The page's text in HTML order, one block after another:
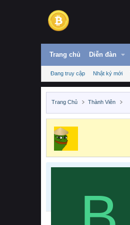
Trang chủ Diễn đàn
Đang truy cập Nhật ký mới
Trang Chủ Thành Viên